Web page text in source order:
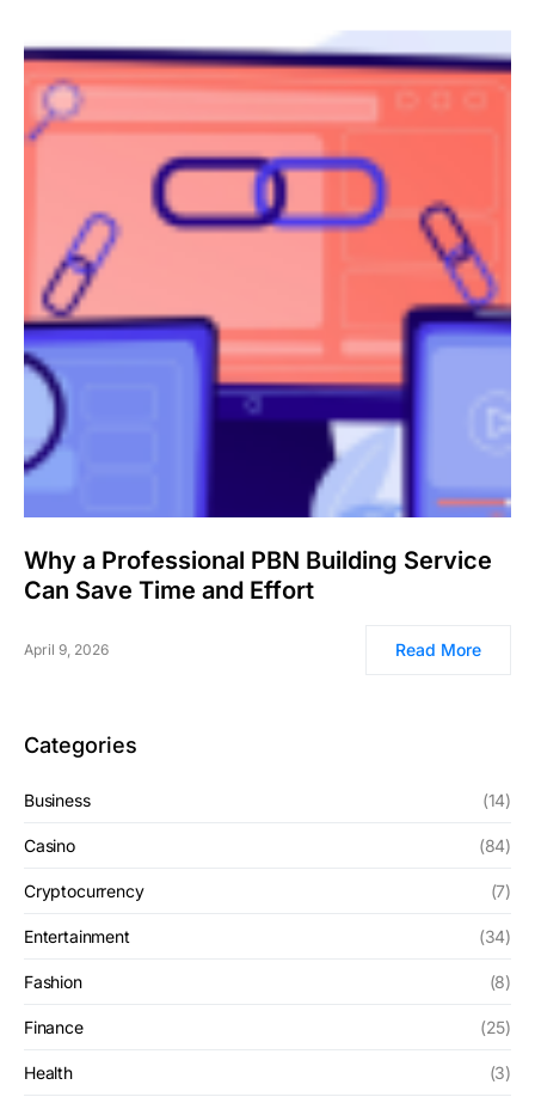
Why a Professional PBN Building Service
Can Save Time and Effort
April 9, 2026 Read More
Categories
Business (14)
Casino (84)
Cryptocurrency (7)
Entertainment (34)
Fashion (8)
Finance (25)
Health (3)